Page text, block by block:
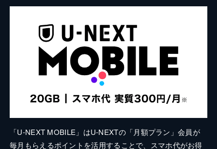
「U-NEXT MOBILE」はU-NEXTの「月額プラン」会員が
毎月もらえるポイントを活用することで、スマホ代がお得